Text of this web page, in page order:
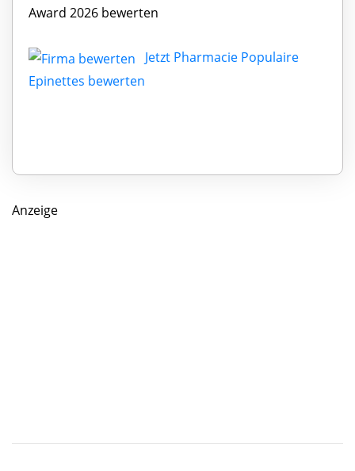
Award 2026 bewerten
Jetzt Pharmacie Populaire
Epinettes bewerten
Anzeige